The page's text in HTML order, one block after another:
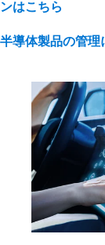
ンはこちら
半導体製品の管理